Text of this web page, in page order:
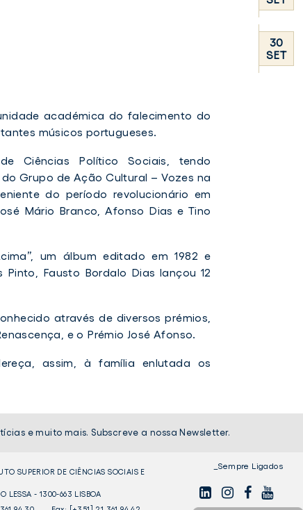
académica do falecimento do
músicos portugueses.
Ciências Político Sociais, tendo
Grupo de Ação Cultural – Vozes na
do período revolucionário em
Mário Branco, Afonso Dias e Tino
um álbum editado em 1982 e
Pinto, Fausto Bordalo Dias lançou 12
através de diversos prémios,
e o Prémio José Afonso.
assim, à família enlutada os
30
SET
e muito mais. Subscreve a nossa Newsletter.
SUPERIOR DE CIÊNCIAS SOCIAIS E
LESSA - 1300-663 LISBOA
_Sempre Ligados